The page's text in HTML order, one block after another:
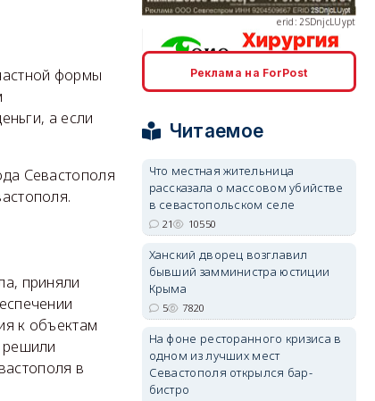
формы
а если
Севастополя
приняли
к объектам
решили
в
erid: 2SDnjcrDNw6
erid: 2SDnjdvhGXG
Реклама на ForPost
Читаемое
Что местная жительница
рассказала о массовом убийстве
в севастопольском селе
21 10550
Ханский дворец возглавил
бывший замминистра юстиции
Крыма
5 7820
На фоне ресторанного кризиса в
одном из лучших мест
Севастополя открылся бар-
бистро